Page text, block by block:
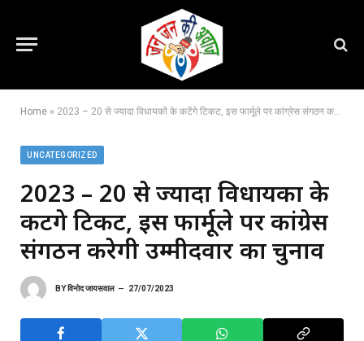
Home » 2023 – 20 से ज्यादा विधायकों के कटेंगे टिकट, इस फार्मूले पर कांग्रेस संगठन करेगी उम्मीदवार का चुनाव
UNCATEGORIZED
2023 – 20 से ज्यादा विधायकों के
कटेंगे टिकट, इस फार्मूले पर कांग्रेस
संगठन करेगी उम्मीदवार का चुनाव
BYविनोद जायसवाल 27/07/2023